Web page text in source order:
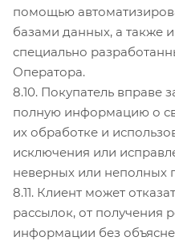
помощью
базами данных, а также
специально
Оператора.
8.10. Покупатель вправе
полную информацию о
их обработке и
исключения или
неверных или неполных
8.11. Клиент может
рассылок, от получения
информации без